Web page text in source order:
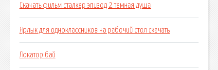
Скачать фильм сталкер эпизод 2 темная душа
Ярлык для одноклассников на рабочий стол скачать
Локатор бай